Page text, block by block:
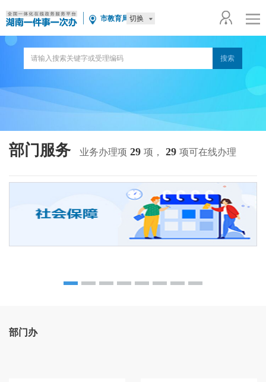
市教育局 切换
部门服务 业务办理项 29 项， 29 项可在线办理
部门办